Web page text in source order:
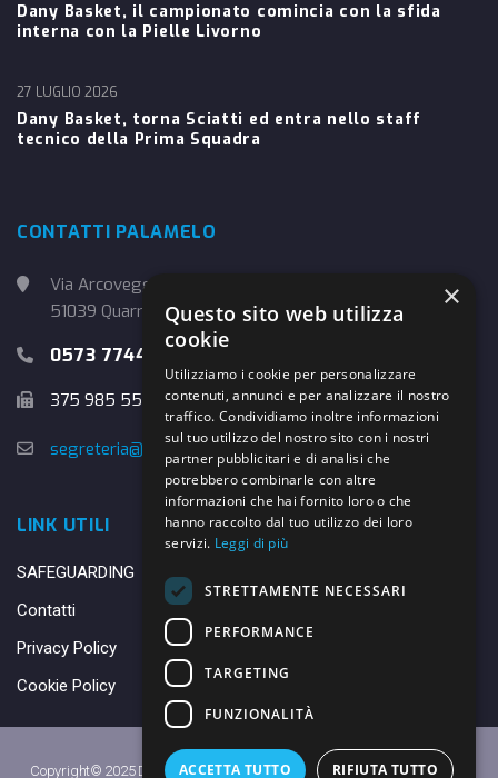
Dany Basket, il campionato comincia con la sfida
interna con la Pielle Livorno
Dany Basket, torna Sciatti ed entra nello staff
tecnico della Prima Squadra
27 LUGLIO 2026
CONTATTI PALAMELO
Via Arcoveggio, 4
51039 Quarrata (PT)
0573 774457
375 985 5526
segreteria@danybasket.it
LINK UTILI
SAFEGUARDING
Contatti
Privacy Policy
Cookie Policy
Copyright© 2025 DANY BASKET QUARRATA S.S.D.A.R.L. -Privacy Policy
×
Questo sito web utilizza
cookie
Utilizziamo i cookie per personalizzare
contenuti, annunci e per analizzare il nostro
traffico. Condividiamo inoltre informazioni
sul tuo utilizzo del nostro sito con i nostri
partner pubblicitari e di analisi che
potrebbero combinarle con altre
informazioni che hai fornito loro o che
hanno raccolto dal tuo utilizzo dei loro
servizi. Leggi di più
STRETTAMENTE NECESSARI
PERFORMANCE
TARGETING
FUNZIONALITÀ
ACCETTA TUTTO RIFIUTA TUTTO